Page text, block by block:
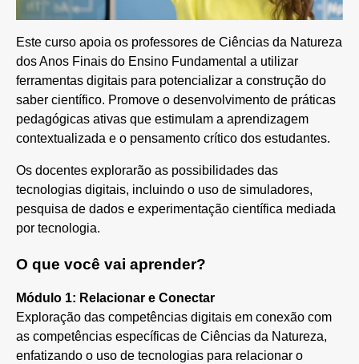
Este curso apoia os professores de Ciências da Natureza
dos Anos Finais do Ensino Fundamental a utilizar
ferramentas digitais para potencializar a construção do
saber científico. Promove o desenvolvimento de práticas
pedagógicas ativas que estimulam a aprendizagem
contextualizada e o pensamento crítico dos estudantes.
Os docentes explorarão as possibilidades das
tecnologias digitais, incluindo o uso de simuladores,
pesquisa de dados e experimentação científica mediada
por tecnologia.
O que você vai aprender?
Módulo 1: Relacionar e Conectar
Exploração das competências digitais em conexão com
as competências específicas de Ciências da Natureza,
enfatizando o uso de tecnologias para relacionar o